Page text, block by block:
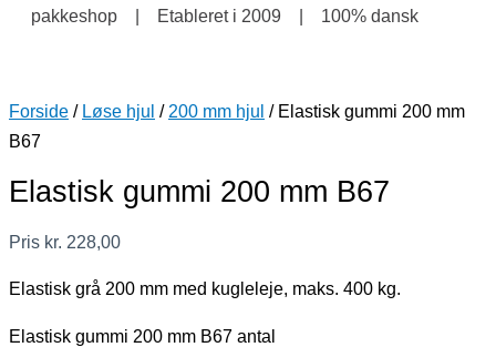
pakkeshop | Etableret i 2009 | 100% dansk
Forside / Løse hjul / 200 mm hjul / Elastisk gummi 200 mm
B67
Elastisk gummi 200 mm B67
Pris kr. 228,00
Elastisk grå 200 mm med kugleleje, maks. 400 kg.
Elastisk gummi 200 mm B67 antal